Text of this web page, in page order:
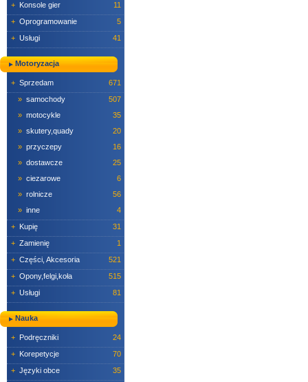
+ Konsole gier
11
+ Oprogramowanie
5
+ Usługi 41
Motoryzacja
+ Sprzedam
671
» samochody
507
» motocykle
35
» skutery,quady
20
» przyczepy
16
» dostawcze
25
» ciezarowe
6
» rolnicze
56
» inne
4
+ Kupię
31
+ Zamienię
1
+ Części, Akcesoria
521
+ Opony,felgi,koła
515
+ Usługi 81
Nauka
+ Podręczniki
24
+ Korepetycje
70
+ Języki obce
35